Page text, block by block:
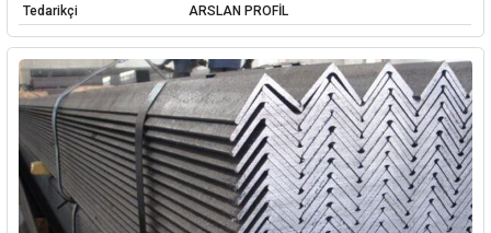
Tedarikçi
ARSLAN PROFİL